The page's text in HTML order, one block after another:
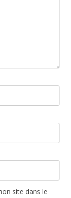
site dans le